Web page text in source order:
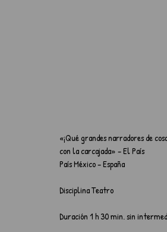
«¡Qué grandes narradores de
con la carcajada» – El País
País México – España
Disciplina Teatro
Duración 1 h 30 min. sin